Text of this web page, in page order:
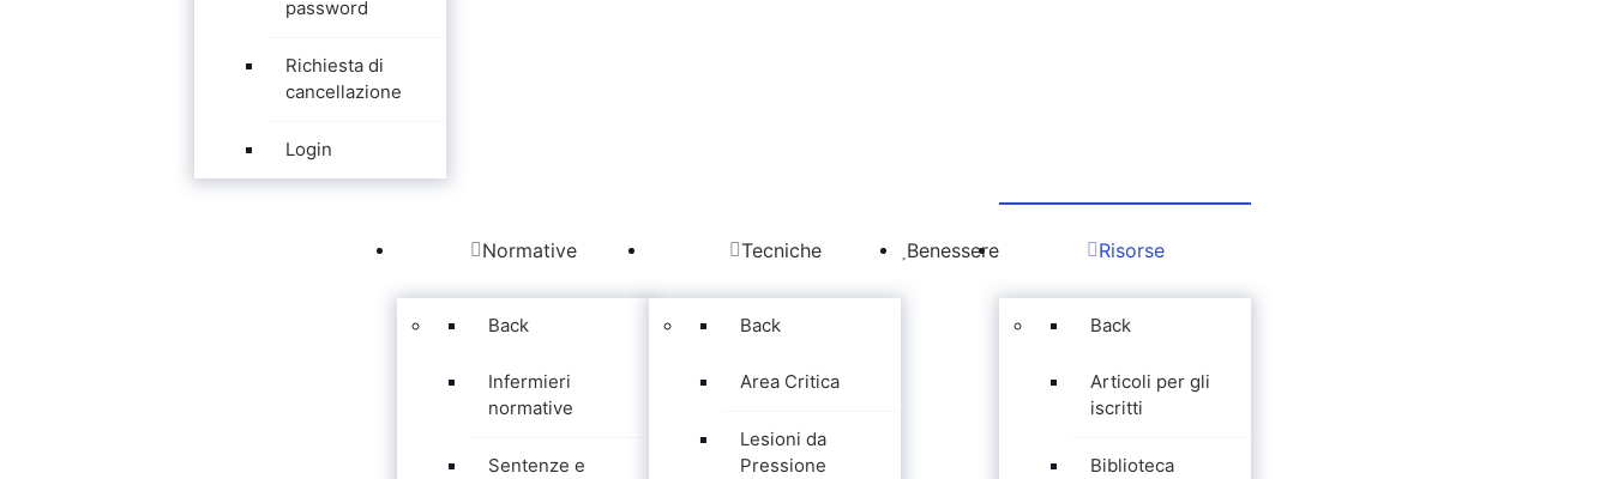
password
Richiesta di
cancellazione
Login
Normative
Back
Infermieri
normative
Sentenze e
Tecniche
Back
Area Critica
Lesioni da
Pressione
Benessere Risorse
Back
Articoli per gli
iscritti
Biblioteca